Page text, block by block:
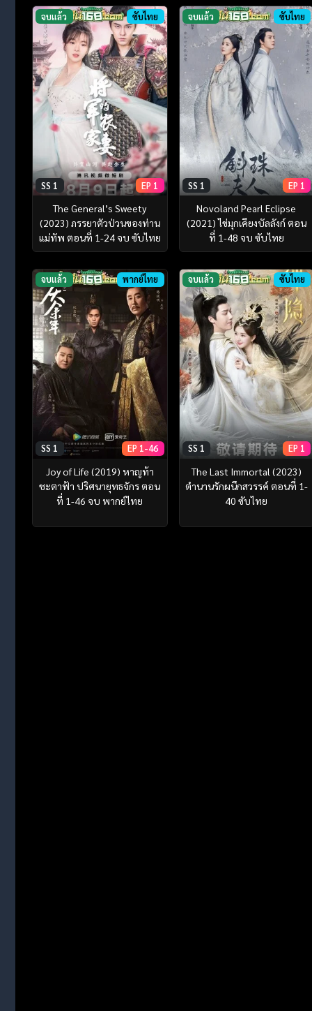
จบแล้ว ซับไทย
SS 1 EP 1
The General’s Sweety
(2023) ภรรยาตัวป่วนของท่าน
แม่ทัพ ตอนที่ 1-24 จบ ซับไทย
จบแล้ว ซับไทย
SS 1 EP 1
Novoland Pearl Eclipse
(2021) ไข่มุกเคียงบัลลังก์ ตอน
ที่ 1-48 จบ ซับไทย
จบแล้ว พากย์ไทย
SS 1 EP 1-46
Joy of Life (2019) หาญท้า
ชะตาฟ้า ปริศนายุทธจักร ตอน
ที่ 1-46 จบ พากย์ไทย
จบแล้ว ซับไทย
SS 1 EP 1
The Last Immortal (2023)
ตำนานรักผนึกสวรรค์ ตอนที่ 1-
40 ซับไทย